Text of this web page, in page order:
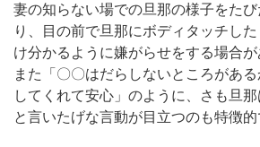
妻の知らない場での旦那の様子をた
り、目の前で旦那にボディタッチし
け分かるように嫌がらせをする場合が
また「〇〇はだらしないところがあ
してくれて安心」のように、さも旦
と言いたげな言動が目立つのも特徴的